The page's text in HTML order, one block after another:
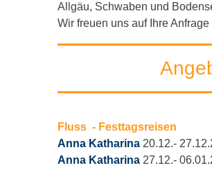
Allgäu, Schwaben und
Wir freuen uns auf Ihre
Fluss - Festtagsreisen
Anna Katharina 20.12.-
Anna Katharina 27.12.-